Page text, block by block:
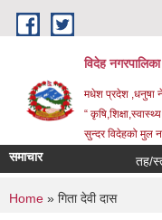
Skip to main content
विदेह नगरपालिका
मधेश प्रदेश ,धनुषा
“
सुन्दर विदेहको मुल
समाचार तह/
You are here
Home » गिता देवी दास